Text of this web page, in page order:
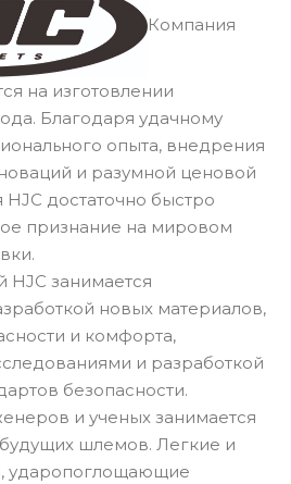
Компания
на изготовлении
Благодаря удачному
опыта, внедрения
и разумной ценовой
достаточно быстро
признание на мировом
HJC занимается
новых материалов,
и комфорта,
и разработкой
безопасности.
и ученых занимается
шлемов. Легкие и
ударопоглощающие